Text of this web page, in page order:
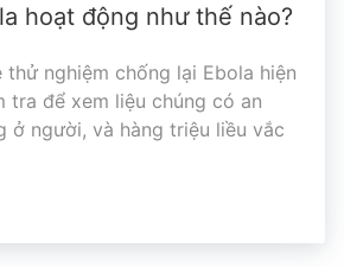
hoạt động như thế nào?
thử nghiệm chống lại Ebola hiện
tra để xem liệu chúng có an
ở người, và hàng triệu liều vắc